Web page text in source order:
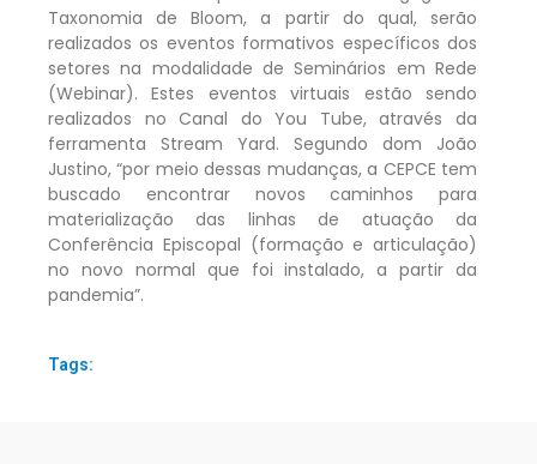
Taxonomia de Bloom, a partir do qual, serão
realizados os eventos formativos específicos dos
setores na modalidade de Seminários em Rede
(Webinar). Estes eventos virtuais estão sendo
realizados no Canal do You Tube, através da
ferramenta Stream Yard. Segundo dom João
Justino, “por meio dessas mudanças, a CEPCE tem
buscado encontrar novos caminhos para
materialização das linhas de atuação da
Conferência Episcopal (formação e articulação)
no novo normal que foi instalado, a partir da
pandemia”.
Tags: